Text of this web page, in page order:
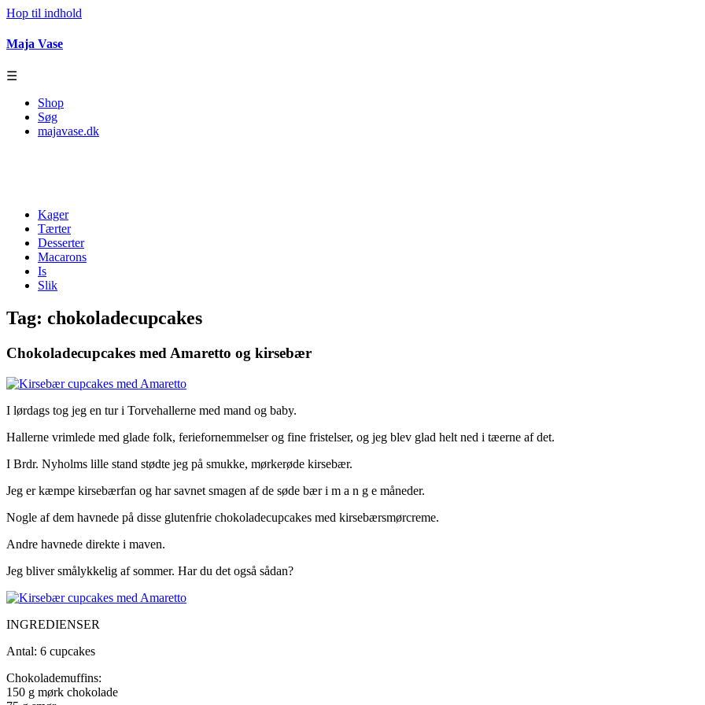
Hop til indhold
Maja Vase
☰
Shop
Søg
majavase.dk
Kager
Tærter
Desserter
Macarons
Is
Slik
Tag: chokoladecupcakes
Chokoladecupcakes med Amaretto og kirsebær
I lørdags tog jeg en tur i Torvehallerne med mand og baby.
Hallerne vrimlede med glade folk, feriefornemmelser og fine fristelser, og jeg blev glad helt ned i tæerne af det.
I Brdr. Nyholms lille stand stødte jeg på smukke, mørkerøde kirsebær.
Jeg er kæmpe kirsebærfan og har savnet smagen af de søde bær i m a n g e måneder.
Nogle af dem havnede på disse glutenfrie chokoladecupcakes med kirsebærsmørcreme.
Andre havnede direkte i maven.
Jeg bliver smålykkelig af sommer. Har du det også sådan?
INGREDIENSER
Antal: 6 cupcakes
Chokolademuffins:
150 g mørk chokolade